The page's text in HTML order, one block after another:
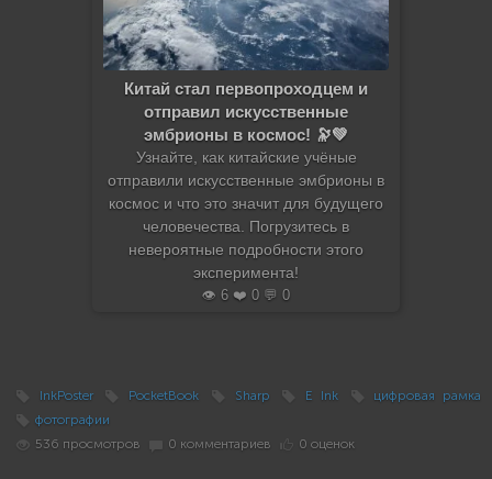
Китай стал первопроходцем и
отправил искусственные
эмбрионы в космос! 🔭💚
Узнайте, как китайские учёные
отправили искусственные эмбрионы в
космос и что это значит для будущего
человечества. Погрузитесь в
невероятные подробности этого
эксперимента!
👁️ 6 ❤️ 0 💬 0
InkPoster PocketBook Sharp E Ink
цифровая рамка
фотографии
536 просмотров
0 комментариев 0 оценок